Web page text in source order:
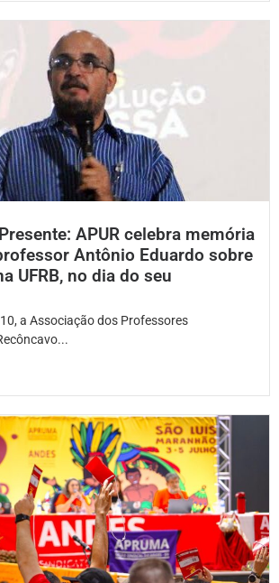
APUR celebra memória
Antônio Eduardo sobre
UFRB, no dia do seu
a Associação dos Professores